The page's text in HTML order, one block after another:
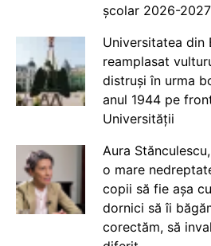
școlar 2026-
Universitatea din
reamplasat
distruși în urma
anul 1944 pe
Universității
Aura
o mare
copii să fie așa
dornici să îi
corectăm, să